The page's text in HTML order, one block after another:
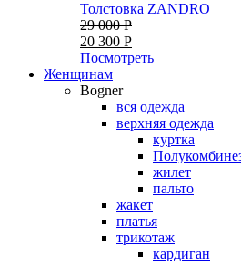
Толстовка ZANDRO
29 000 Р
20 300 Р
Посмотреть
Женщинам
Bogner
вся одежда
верхняя одежда
куртка
жилет
пальто
жакет
платья
трикотаж
кардиган